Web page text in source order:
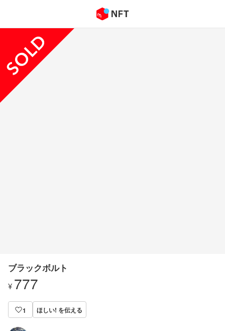
ブラックボルト
¥ 777
1 ほしい! を伝える